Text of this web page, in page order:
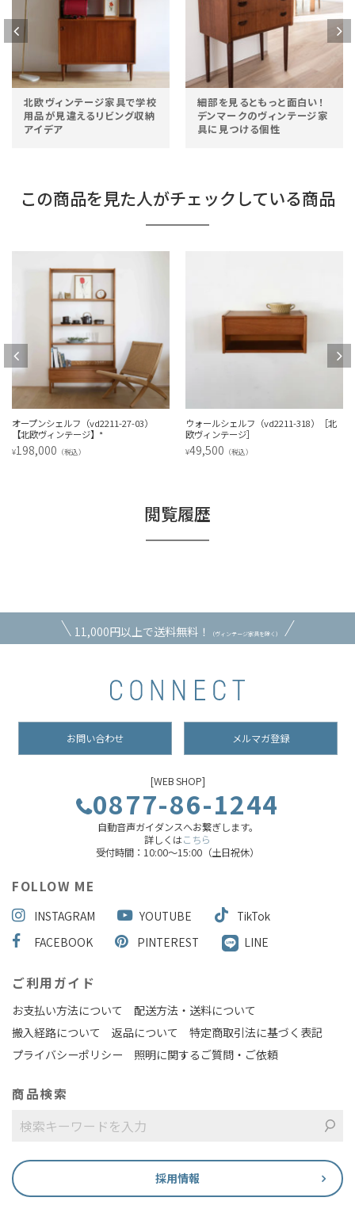
北欧ヴィンテージ家具で学校
用品が見違えるリビング収納
アイデア
細部を見るともっと面白い！
デンマークのヴィンテージ家
具に見つける個性
この商品を見た人がチェックしている商品
オープンシェルフ（vd2211-27-03）
【北欧ヴィンテージ】*
¥198,000 （税込）
ウォールシェルフ（vd2211-318）［北
欧ヴィンテージ］
¥49,500 （税込）
閲覧履歴
11,000円以上で送料無料！ （ヴィンテージ家具を除く）
お問い合わせ メルマガ登録
[WEB SHOP]
0877-86-1244
自動音声ガイダンスへお繋ぎします。
詳しくはこちら
受付時間：10:00～15:00（土日祝休）
FOLLOW ME
INSTAGRAM YOUTUBE
TikTok
FACEBOOK
PINTEREST LINE
ご利用ガイド
お支払い方法について
配送方法・送料について
搬入経路について
返品について
特定商取引法に基づく表記
プライバシーポリシー
照明に関するご質問・ご依頼
商品検索
採用情報